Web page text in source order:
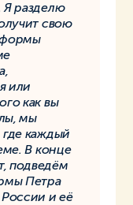
Я разделю
свою
или
как вы
мы
каждый
В конце
подведём
Петра
России и её